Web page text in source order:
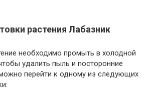
растения Лабазник
необходимо промыть в холодной
удалить пыль и посторонние
перейти к одному из следующих